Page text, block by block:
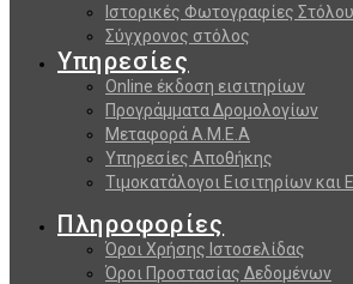
Ιστορικές Φωτογραφίες Στόλου
Σύγχρονος στόλος
Υπηρεσίες
Online έκδοση εισιτηρίων
Προγράμματα Δρομολογίων
Μεταφορά Α.Μ.Ε.Α
Υπηρεσίες Αποθήκης
Τιμοκατάλογοι Εισιτηρίων
Πληροφορίες
Όροι Χρήσης Ιστοσελίδας
Όροι Προστασίας Δεδομένων